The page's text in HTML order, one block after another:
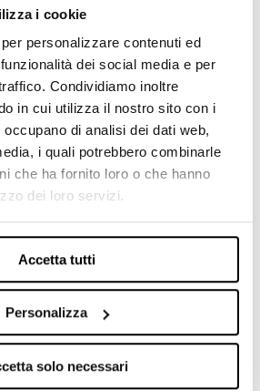
i cookie
personalizzare contenuti ed
dei social media e per
Condividiamo inoltre
in cui utilizza il nostro sito con i
di analisi dei dati web,
i quali potrebbero combinarle
che ha fornito loro o che hanno
dei loro servizi.
Accetta tutti
Personalizza
solo necessari
B2B: trova nuovi
B2B è l’attività di digital
pone l’obiettivo di attrarre
e aziende che
e che le vostre soluzioni
risolvere, trasformandoli
della...